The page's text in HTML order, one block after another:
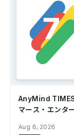
AnyMind
マース・エンタ
Aug 6, 2026